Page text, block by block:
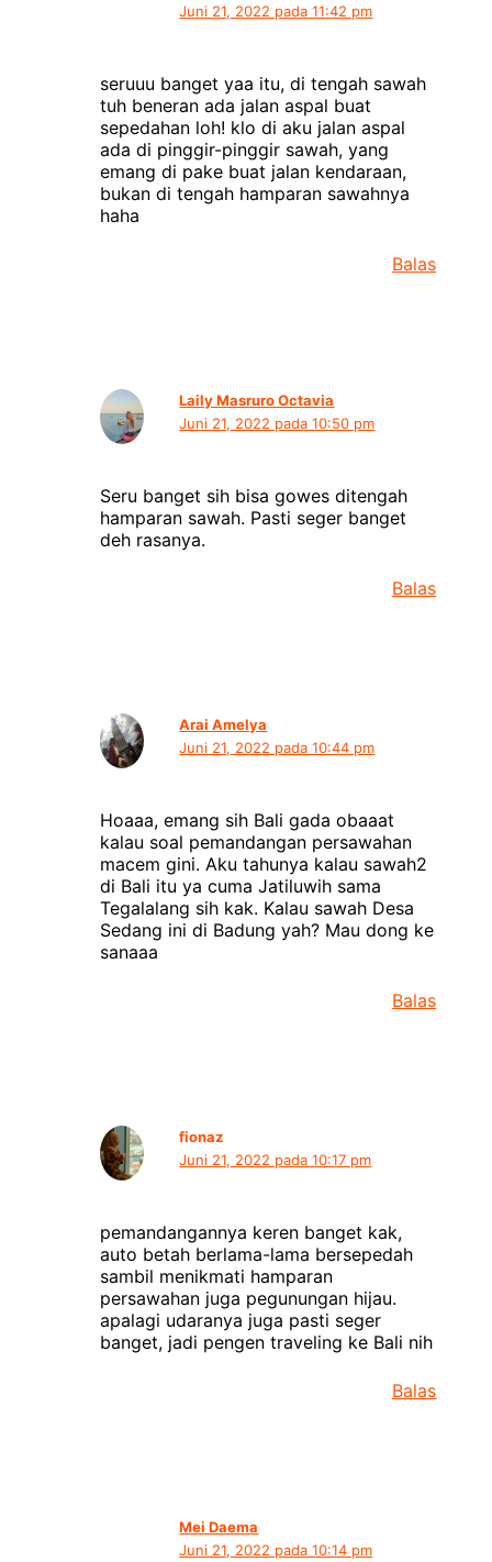
Juni 21, 2022 pada 11:42 pm
seruuu banget yaa itu, di tengah sawah
tuh beneran ada jalan aspal buat
sepedahan loh! klo di aku jalan aspal
ada di pinggir-pinggir sawah, yang
emang di pake buat jalan kendaraan,
bukan di tengah hamparan sawahnya
haha
Balas
Laily Masruro Octavia
Juni 21, 2022 pada 10:50 pm
Seru banget sih bisa gowes ditengah
hamparan sawah. Pasti seger banget
deh rasanya.
Balas
Arai Amelya
Juni 21, 2022 pada 10:44 pm
Hoaaa, emang sih Bali gada obaaat
kalau soal pemandangan persawahan
macem gini. Aku tahunya kalau sawah2
di Bali itu ya cuma Jatiluwih sama
Tegalalang sih kak. Kalau sawah Desa
Sedang ini di Badung yah? Mau dong ke
sanaaa
Balas
fionaz
Juni 21, 2022 pada 10:17 pm
pemandangannya keren banget kak,
auto betah berlama-lama bersepedah
sambil menikmati hamparan
persawahan juga pegunungan hijau.
apalagi udaranya juga pasti seger
banget, jadi pengen traveling ke Bali nih
Balas
Mei Daema
Juni 21, 2022 pada 10:14 pm